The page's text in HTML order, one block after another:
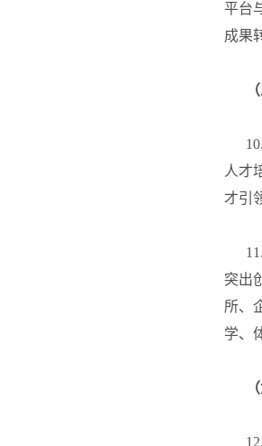
平台
成果
10.
人才
才引
11.
突出
所、
学、
12.